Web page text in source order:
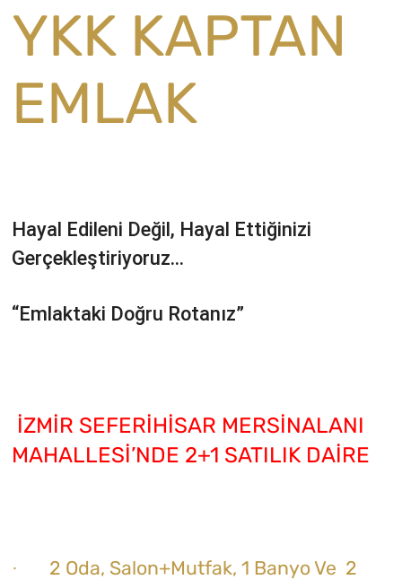
YKK KAPTAN
EMLAK
Hayal Edileni Değil, Hayal Ettiğinizi
Gerçekleştiriyoruz…
“Emlaktaki Doğru Rotanız”
İZMİR SEFERİHİSAR MERSİNALANI
MAHALLESİ’NDE 2+1 SATILIK DAİRE
· 2 Oda, Salon+Mutfak, 1 Banyo Ve 2